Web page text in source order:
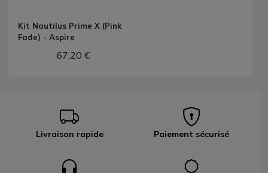
Kit Nautilus Prime X (Pink
Fade) - Aspire
67,20 €
Livraison rapide Paiement sécurisé